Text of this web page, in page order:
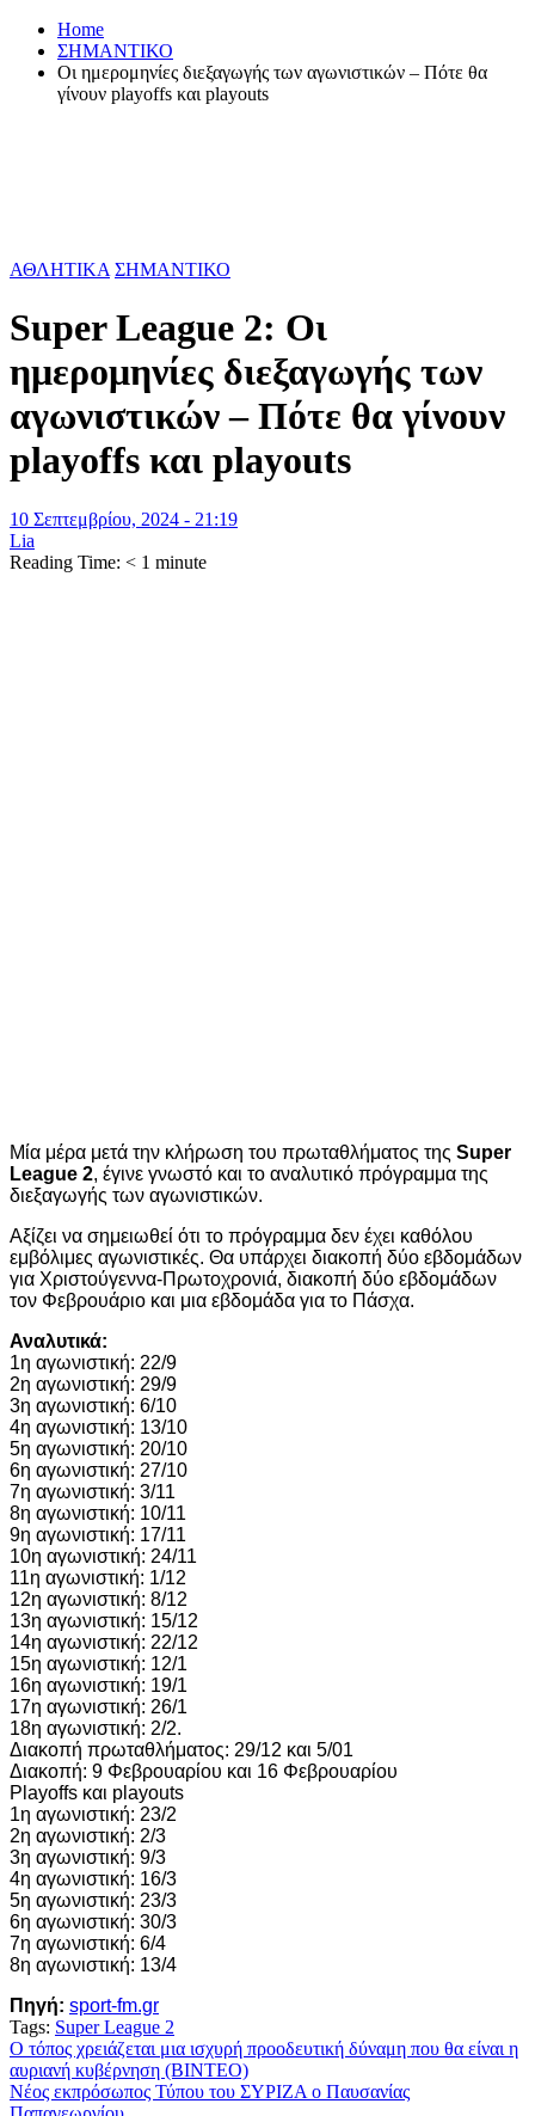
Home
ΣΗΜΑΝΤΙΚΟ
Οι ημερομηνίες διεξαγωγής των αγωνιστικών – Πότε θα
γίνουν playoffs και playouts
ΑΘΛΗΤΙΚΑ ΣΗΜΑΝΤΙΚΟ
Super League 2: Οι
ημερομηνίες διεξαγωγής των
αγωνιστικών – Πότε θα γίνουν
playoffs και playouts
10 Σεπτεμβρίου, 2024 - 21:19
Lia
Reading Time: < 1 minute
Μία μέρα μετά την κλήρωση του πρωταθλήματος της Super
League 2, έγινε γνωστό και το αναλυτικό πρόγραμμα της
διεξαγωγής των αγωνιστικών.
Αξίζει να σημειωθεί ότι το πρόγραμμα δεν έχει καθόλου
εμβόλιμες αγωνιστικές. Θα υπάρχει διακοπή δύο εβδομάδων
για Χριστούγεννα-Πρωτοχρονιά, διακοπή δύο εβδομάδων
τον Φεβρουάριο και μια εβδομάδα για το Πάσχα.
Αναλυτικά:
1η αγωνιστική: 22/9
2η αγωνιστική: 29/9
3η αγωνιστική: 6/10
4η αγωνιστική: 13/10
5η αγωνιστική: 20/10
6η αγωνιστική: 27/10
7η αγωνιστική: 3/11
8η αγωνιστική: 10/11
9η αγωνιστική: 17/11
10η αγωνιστική: 24/11
11η αγωνιστική: 1/12
12η αγωνιστική: 8/12
13η αγωνιστική: 15/12
14η αγωνιστική: 22/12
15η αγωνιστική: 12/1
16η αγωνιστική: 19/1
17η αγωνιστική: 26/1
18η αγωνιστική: 2/2.
Διακοπή πρωταθλήματος: 29/12 και 5/01
Διακοπή: 9 Φεβρουαρίου και 16 Φεβρουαρίου
Playoffs και playouts
1η αγωνιστική: 23/2
2η αγωνιστική: 2/3
3η αγωνιστική: 9/3
4η αγωνιστική: 16/3
5η αγωνιστική: 23/3
6η αγωνιστική: 30/3
7η αγωνιστική: 6/4
8η αγωνιστική: 13/4
Πηγή: sport-fm.gr
Tags: Super League 2
Πλοήγηση
άρθρων
Ο τόπος χρειάζεται μια ισχυρή προοδευτική δύναμη που θα είναι η
αυριανή κυβέρνηση (ΒΙΝΤΕΟ)
Νέος εκπρόσωπος Τύπου του ΣΥΡΙΖΑ ο Παυσανίας